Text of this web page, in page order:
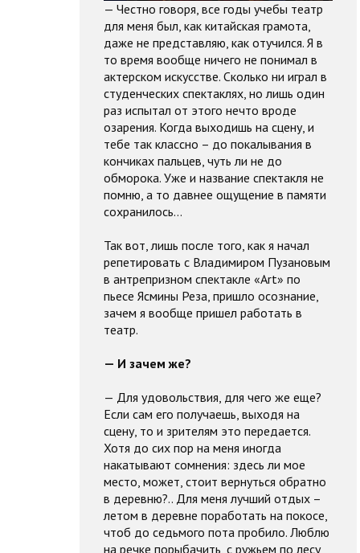
— Честно говоря, все годы учебы театр
для меня был, как китайская грамота,
даже не представляю, как отучился. Я в
то время вообще ничего не понимал в
актерском искусстве. Сколько ни играл в
студенческих спектаклях, но лишь один
раз испытал от этого нечто вроде
озарения. Когда выходишь на сцену, и
тебе так классно – до покалывания в
кончиках пальцев, чуть ли не до
обморока. Уже и название спектакля не
помню, а то давнее ощущение в памяти
сохранилось…
Так вот, лишь после того, как я начал
репетировать с Владимиром Пузановым
в антрепризном спектакле «Art» по
пьесе Ясмины Реза, пришло осознание,
зачем я вообще пришел работать в
театр.
— И зачем же?
— Для удовольствия, для чего же еще?
Если сам его получаешь, выходя на
сцену, то и зрителям это передается.
Хотя до сих пор на меня иногда
накатывают сомнения: здесь ли мое
место, может, стоит вернуться обратно
в деревню?.. Для меня лучший отдых –
летом в деревне поработать на покосе,
чтоб до седьмого пота пробило. Люблю
на речке порыбачить, с ружьем по лесу